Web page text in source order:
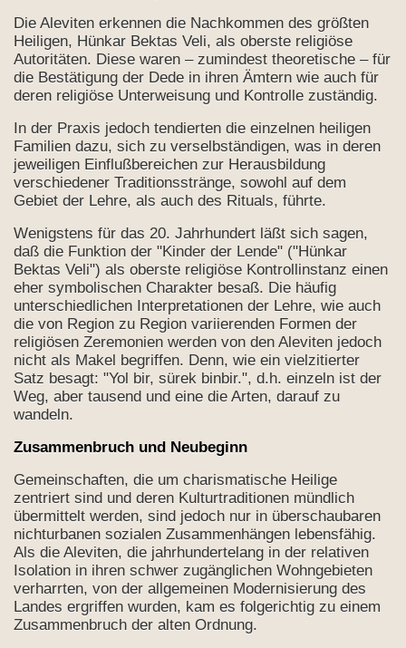
Die Aleviten erkennen die Nachkommen des größten
Heiligen, Hünkar Bektas Veli, als oberste religiöse
Autoritäten. Diese waren – zumindest theoretische – für
die Bestätigung der Dede in ihren Ämtern wie auch für
deren religiöse Unterweisung und Kontrolle zuständig.
In der Praxis jedoch tendierten die einzelnen heiligen
Familien dazu, sich zu verselbständigen, was in deren
jeweiligen Einflußbereichen zur Herausbildung
verschiedener Traditionsstränge, sowohl auf dem
Gebiet der Lehre, als auch des Rituals, führte.
Wenigstens für das 20. Jahrhundert läßt sich sagen,
daß die Funktion der "Kinder der Lende" ("Hünkar
Bektas Veli") als oberste religiöse Kontrollinstanz einen
eher symbolischen Charakter besaß. Die häufig
unterschiedlichen Interpretationen der Lehre, wie auch
die von Region zu Region variierenden Formen der
religiösen Zeremonien werden von den Aleviten jedoch
nicht als Makel begriffen. Denn, wie ein vielzitierter
Satz besagt: "Yol bir, sürek binbir.", d.h. einzeln ist der
Weg, aber tausend und eine die Arten, darauf zu
wandeln.
Zusammenbruch und Neubeginn
Gemeinschaften, die um charismatische Heilige
zentriert sind und deren Kulturtraditionen mündlich
übermittelt werden, sind jedoch nur in überschaubaren
nichturbanen sozialen Zusammenhängen lebensfähig.
Als die Aleviten, die jahrhundertelang in der relativen
Isolation in ihren schwer zugänglichen Wohngebieten
verharrten, von der allgemeinen Modernisierung des
Landes ergriffen wurden, kam es folgerichtig zu einem
Zusammenbruch der alten Ordnung.
Mohammed und